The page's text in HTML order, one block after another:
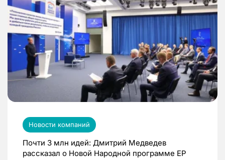
Новости компаний
Почти 3 млн идей: Дмитрий Медведев
рассказал о Новой Народной программе ЕР